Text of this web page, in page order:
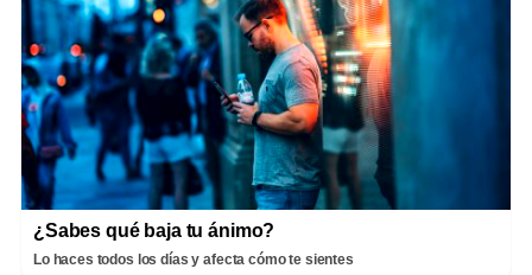
¿Sabes qué baja tu ánimo?
Lo haces todos los días y afecta cómo te sientes